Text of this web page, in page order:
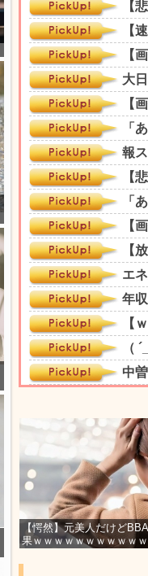
【愕然】元美人だけど
果ｗｗｗｗｗｗｗｗｗｗ